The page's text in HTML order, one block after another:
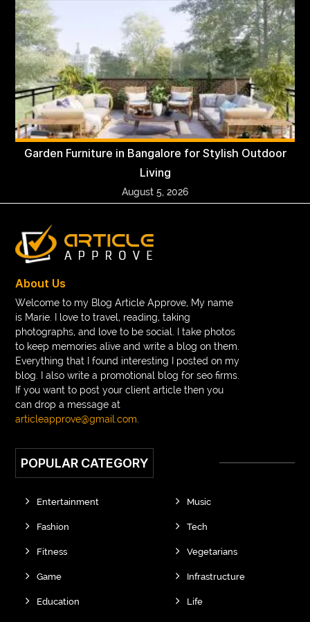
Garden Furniture in Bangalore for Stylish Outdoor
Living
August 5, 2026
About Us
Welcome to my Blog Article Approve, My name
is Marie. I love to travel, reading, taking
photographs, and love to be social. I take photos
to keep memories alive and write a blog on them.
Everything that I found interesting I posted on my
blog. I also write a promotional blog for seo firms.
If you want to post your client article then you
can drop a message at
articleapprove@gmail.com
POPULAR CATEGORY
Entertainment
Fashion
Fitness
Game
Education
Music
Tech
Vegetarians
Infrastructure
Life